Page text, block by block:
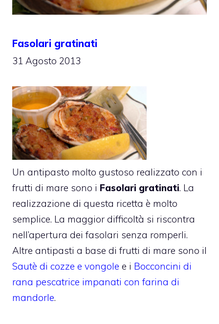
Fasolari gratinati
31 Agosto 2013
Un antipasto molto gustoso realizzato con i
frutti di mare sono i Fasolari gratinati. La
realizzazione di questa ricetta è molto
semplice. La maggior difficoltà si riscontra
nell’apertura dei fasolari senza romperli.
Altre antipasti a base di frutti di mare sono il
Sautè di cozze e vongole e i Bocconcini di
rana pescatrice impanati con farina di
mandorle.